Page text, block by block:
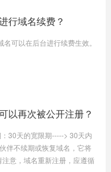
行域名续费？
可以在后台进行续费生效。
以再次被公开注册？
30天的宽限期-----> 30天内
伴不续期或恢复域名，它将
意，域名重新注册，应遵循